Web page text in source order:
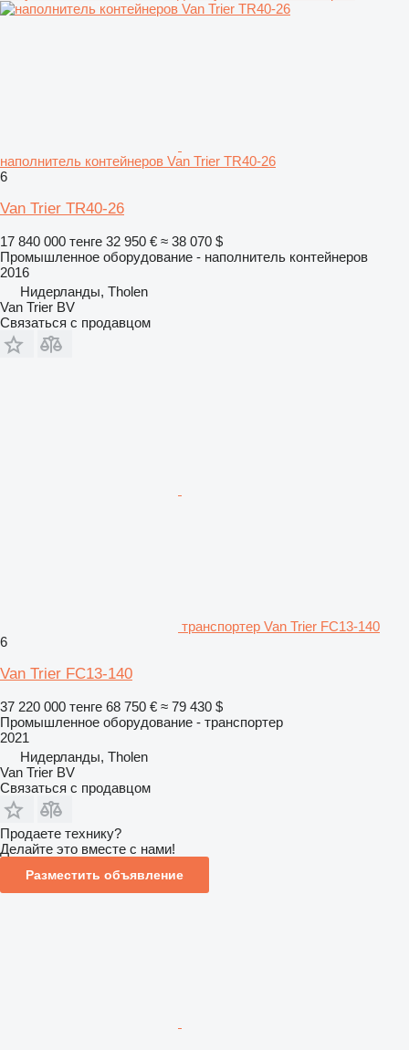
наполнитель контейнеров Van Trier TR40-26
6
Van Trier TR40-26
17 840 000 тенге 32 950 € ≈ 38 070 $
Промышленное оборудование - наполнитель контейнеров
2016
Нидерланды, Tholen
Van Trier BV
Связаться с продавцом
транспортер Van Trier FC13-140
6
Van Trier FC13-140
37 220 000 тенге 68 750 € ≈ 79 430 $
Промышленное оборудование - транспортер
2021
Нидерланды, Tholen
Van Trier BV
Связаться с продавцом
Продаете технику?
Делайте это вместе с нами!
Разместить объявление